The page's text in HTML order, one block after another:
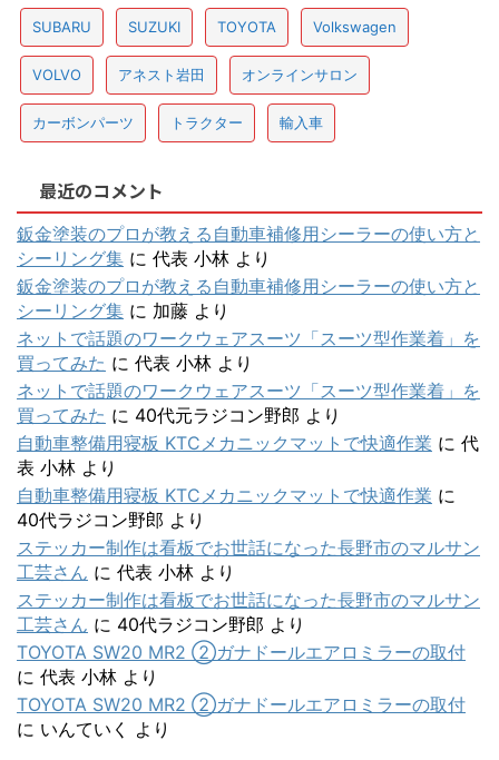
SUBARU SUZUKI TOYOTA Volkswagen
VOLVO アネスト岩田 オンラインサロン
カーボンパーツ トラクター 輸入車
最近のコメント
鈑金塗装のプロが教える自動車補修用シーラーの使い方と
シーリング集 に 代表 小林 より
鈑金塗装のプロが教える自動車補修用シーラーの使い方と
シーリング集 に 加藤 より
ネットで話題のワークウェアスーツ「スーツ型作業着」を
買ってみた に 代表 小林 より
ネットで話題のワークウェアスーツ「スーツ型作業着」を
買ってみた に 40代元ラジコン野郎 より
自動車整備用寝板 KTCメカニックマットで快適作業 に 代
表 小林 より
自動車整備用寝板 KTCメカニックマットで快適作業 に
40代ラジコン野郎 より
ステッカー制作は看板でお世話になった長野市のマルサン
工芸さん に 代表 小林 より
ステッカー制作は看板でお世話になった長野市のマルサン
工芸さん に 40代ラジコン野郎 より
TOYOTA SW20 MR2 ②ガナドールエアロミラーの取付
に 代表 小林 より
TOYOTA SW20 MR2 ②ガナドールエアロミラーの取付
に いんていく より